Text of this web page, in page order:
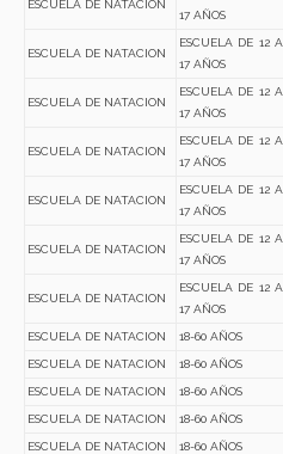
ESCUELA DE NATACION
17 AÑOS
ESCUELA DE NATACION
ESCUELA DE 12 A
17 AÑOS
ESCUELA DE NATACION
ESCUELA DE 12 A
17 AÑOS
ESCUELA DE NATACION
ESCUELA DE 12 A
17 AÑOS
ESCUELA DE NATACION
ESCUELA DE 12 A
17 AÑOS
ESCUELA DE NATACION
ESCUELA DE 12 A
17 AÑOS
ESCUELA DE NATACION
ESCUELA DE 12 A
17 AÑOS
ESCUELA DE NATACION 18-60 AÑOS
ESCUELA DE NATACION 18-60 AÑOS
ESCUELA DE NATACION 18-60 AÑOS
ESCUELA DE NATACION 18-60 AÑOS
ESCUELA DE NATACION 18-60 AÑOS